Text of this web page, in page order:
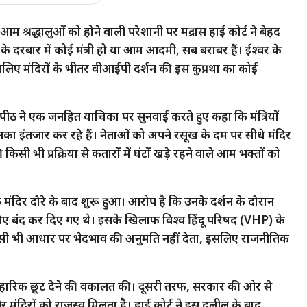
श्रद्धालुओं को होने वाली परेशानी पर मद्रास हाई कोर्ट ने बेहद
में कोई मंत्री हो या आम आदमी, सब बराबर हैं। ईश्वर के
मंदिरों के भीतर वीआईपी दर्शन की इस कुप्रथा का कोई
ने एक जनहित याचिका पर सुनवाई करते हुए कहा कि मंत्रियों
इंतजार कर रहे हैं। नेताओं को अपने रसूख के दम पर सीधे मंदिर
भी प्रक्रिया से कतारों में घंटों खड़े रहने वाले आम भक्तों को
मंदिर दौरे के बाद शुरू हुआ। आरोप है कि उनके दर्शन के दौरान
बंद कर दिए गए थे। इसके खिलाफ विश्व हिंदू परिषद (VHP) के
भी आधार पर भेदभाव की अनुमति नहीं देता, इसलिए राजनीतिक
छूट देने की वकालत की। दूसरी तरफ, सरकार की ओर से